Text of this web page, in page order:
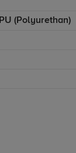
(Polyurethan)